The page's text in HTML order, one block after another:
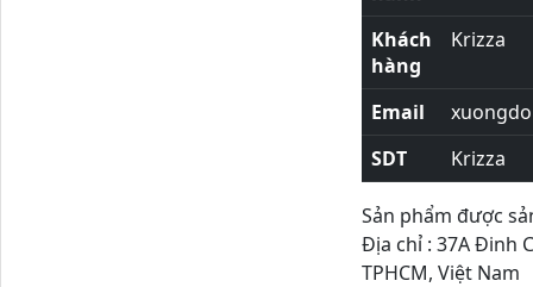
Khách
hàng
Krizza
Email
SDT
Krizza
Sản phẩm được
Địa chỉ : 37A Đinh
TPHCM, Việt Nam